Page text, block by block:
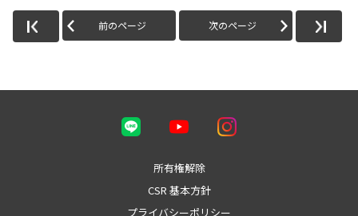
前のページ 次のページ
所有権解除
CSR 基本方針
プライバシーポリシー